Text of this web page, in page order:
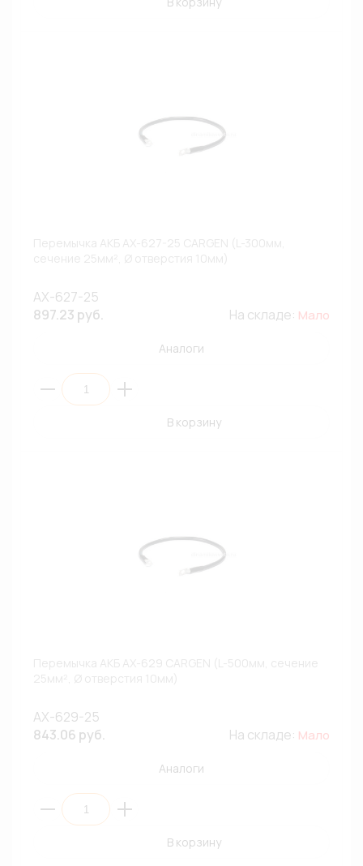
AX-627-25
897.23 руб.
На складе: Мало
Аналоги
В корзину
AX-629-25
843.06 руб.
На складе: Мало
Аналоги
В корзину